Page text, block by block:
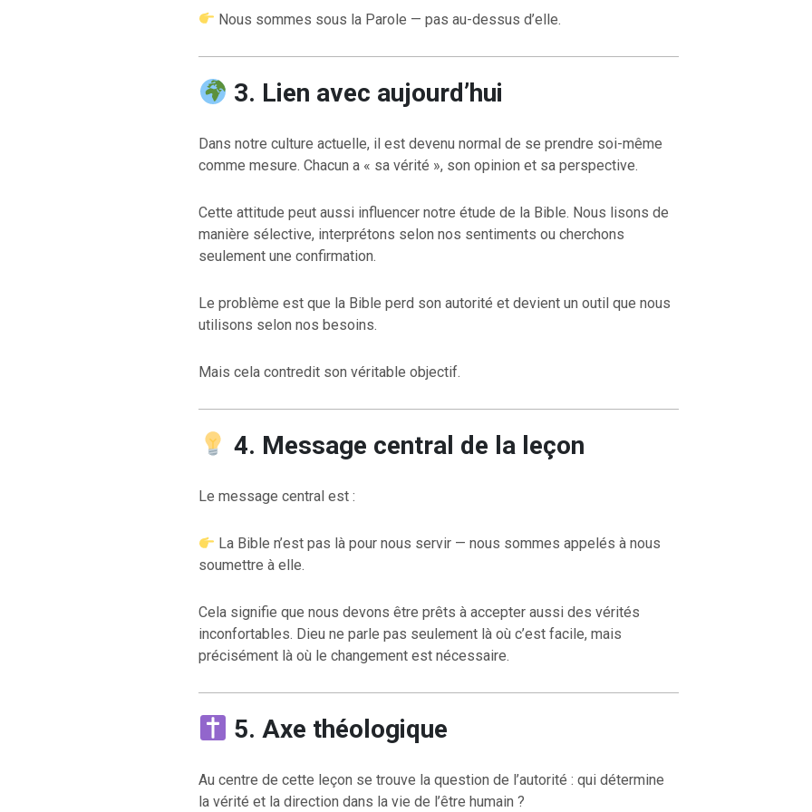
Nous sommes sous la Parole — pas au-dessus d’elle.
3. Lien avec aujourd’hui
Dans notre culture actuelle, il est devenu normal de se prendre soi-même
comme mesure. Chacun a « sa vérité », son opinion et sa perspective.
Cette attitude peut aussi influencer notre étude de la Bible. Nous lisons de
manière sélective, interprétons selon nos sentiments ou cherchons
seulement une confirmation.
Le problème est que la Bible perd son autorité et devient un outil que nous
utilisons selon nos besoins.
Mais cela contredit son véritable objectif.
4. Message central de la leçon
Le message central est :
La Bible n’est pas là pour nous servir — nous sommes appelés à nous
soumettre à elle.
Cela signifie que nous devons être prêts à accepter aussi des vérités
inconfortables. Dieu ne parle pas seulement là où c’est facile, mais
précisément là où le changement est nécessaire.
5. Axe théologique
Au centre de cette leçon se trouve la question de l’autorité : qui détermine
la vérité et la direction dans la vie de l’être humain ?
RETOUR À LA SOURCE DE LA VIE |
prière qui transforme le cœur |
RETOUR À LA SOURCE DE LA